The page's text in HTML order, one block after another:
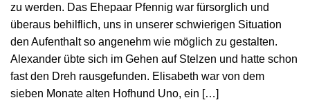
zu werden. Das Ehepaar Pfennig war fürsorglich und
überaus behilflich, uns in unserer schwierigen Situation
den Aufenthalt so angenehm wie möglich zu gestalten.
Alexander übte sich im Gehen auf Stelzen und hatte schon
fast den Dreh rausgefunden. Elisabeth war von dem
sieben Monate alten Hofhund Uno, ein […]